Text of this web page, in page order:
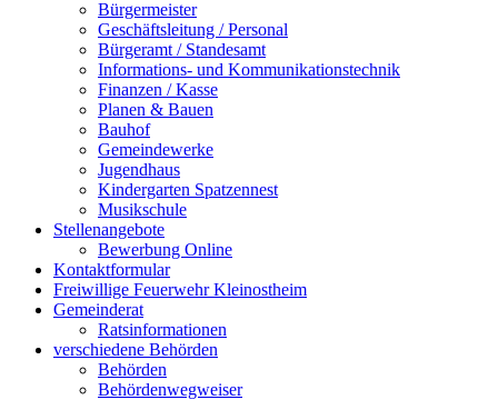
Bürgermeister
Geschäftsleitung / Personal
Bürgeramt / Standesamt
Informations- und Kommunikationstechnik
Finanzen / Kasse
Planen & Bauen
Bauhof
Gemeindewerke
Jugendhaus
Kindergarten Spatzennest
Musikschule
Stellenangebote
Bewerbung Online
Kontaktformular
Freiwillige Feuerwehr Kleinostheim
Gemeinderat
Ratsinformationen
verschiedene Behörden
Behörden
Behördenwegweiser